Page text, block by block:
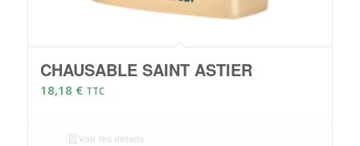
CHAUSABLE SAINT ASTIER
18,18 € TTC
Voir les détails